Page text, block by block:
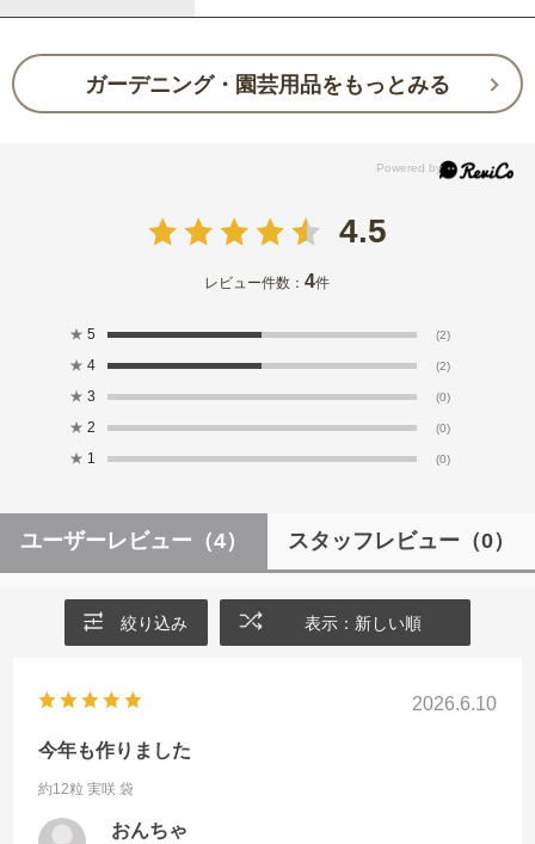
ガーデニング・園芸用品をもっとみる
4.5
レビュー件数：4件
★ 5 (2)
★ 4 (2)
★ 3 (0)
★ 2 (0)
★ 1 (0)
ユーザーレビュー （4） スタッフレビュー （0）
絞り込み 表示：新しい順
2026.6.10
今年も作りました
約12粒 実咲 袋
おんちゃ